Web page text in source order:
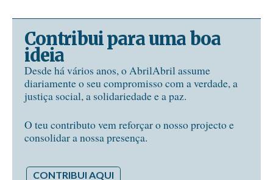
Contribui para uma boa
ideia
Desde há vários anos, o AbrilAbril assume
diariamente o seu compromisso com a verdade, a
justiça social, a solidariedade e a paz.
O teu contributo vem reforçar o nosso projecto e
consolidar a nossa presença.
CONTRIBUI AQUI